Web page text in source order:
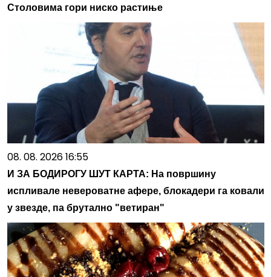
Столовима гори ниско растиње
08. 08. 2026 16:55
И ЗА БОДИРОГУ ШУТ КАРТА: На површину
испливале невероватне афере, блокадери га ковали
у звезде, па брутално "ветиран"